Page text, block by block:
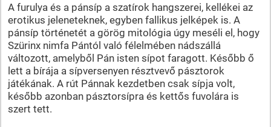
A furulya és a pánsíp a szatírok hangszerei, kellékei az
erotikus jeleneteknek, egyben fallikus jelképek is. A
pánsíp történetét a görög mitológia úgy meséli el, hogy
Szürinx nimfa Pántól való félelmében nádszállá
változott, amelyből Pán isten sípot faragott. Később ő
lett a bírája a sípversenyen résztvevő pásztorok
játékának. A rút Pánnak kezdetben csak sípja volt,
később azonban pásztorsípra és kettős fuvolára is
szert tett.